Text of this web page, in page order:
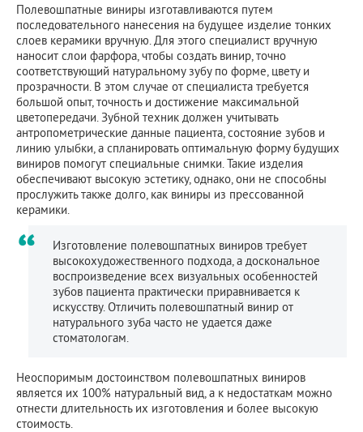
Полевошпатные виниры изготавливаются путем
последовательного нанесения на будущее изделие тонких
слоев керамики вручную. Для этого специалист вручную
наносит слои фарфора, чтобы создать винир, точно
соответствующий натуральному зубу по форме, цвету и
прозрачности. В этом случае от специалиста требуется
большой опыт, точность и достижение максимальной
цветопередачи. Зубной техник должен учитывать
антропометрические данные пациента, состояние зубов и
линию улыбки, а спланировать оптимальную форму будущих
виниров помогут специальные снимки. Такие изделия
обеспечивают высокую эстетику, однако, они не способны
прослужить также долго, как виниры из прессованной
керамики.
Изготовление полевошпатных виниров требует
высокохудожественного подхода, а доскональное
воспроизведение всех визуальных особенностей
зубов пациента практически приравнивается к
искусству. Отличить полевошпатный винир от
натурального зуба часто не удается даже
стоматологам.
Неоспоримым достоинством полевошпатных виниров
является их 100% натуральный вид, а к недостаткам можно
отнести длительность их изготовления и более высокую
стоимость.